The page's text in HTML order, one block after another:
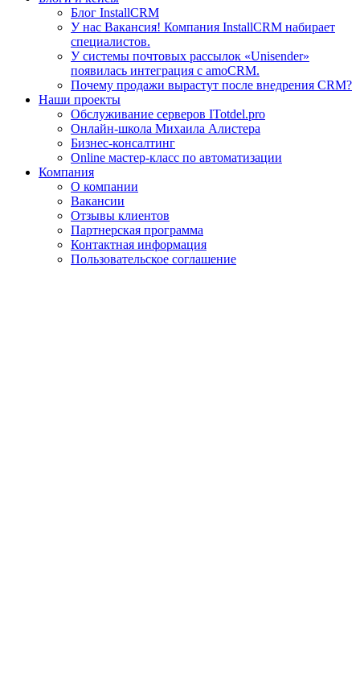
Блог InstallCRM
У нас Вакансия! Компания InstallCRM набирает
специалистов.
У системы почтовых рассылок «Unisender»
появилась интеграция с amoCRM.
Почему продажи вырастут после внедрения CRM?
Наши проекты
Обслуживание серверов ITotdel.pro
Онлайн-школа Михаила Алистера
Бизнес-консалтинг
Online мастер-класс по автоматизации
Компания
О компании
Вакансии
Отзывы клиентов
Партнерская программа
Контактная информация
Пользовательское соглашение